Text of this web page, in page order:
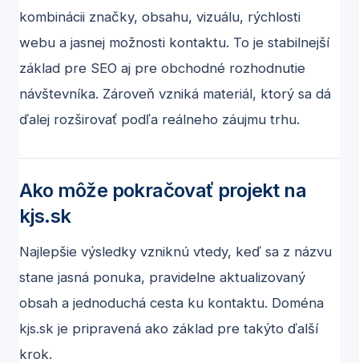
kombinácii značky, obsahu, vizuálu, rýchlosti
webu a jasnej možnosti kontaktu. To je stabilnejší
základ pre SEO aj pre obchodné rozhodnutie
návštevníka. Zároveň vzniká materiál, ktorý sa dá
ďalej rozširovať podľa reálneho záujmu trhu.
Ako môže pokračovať projekt na
kjs.sk
Najlepšie výsledky vzniknú vtedy, keď sa z názvu
stane jasná ponuka, pravidelne aktualizovaný
obsah a jednoduchá cesta ku kontaktu. Doména
kjs.sk je pripravená ako základ pre takýto ďalší
krok.